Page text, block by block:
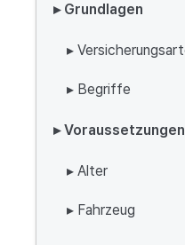
▸ Grundlagen
▸
▸ Begriffe
▸ Voraussetzungen
▸ Alter
▸ Fahrzeug